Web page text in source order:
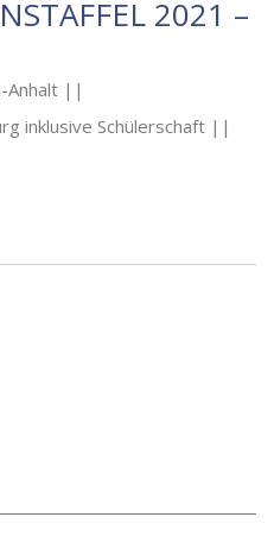
2021 –
Anhalt ||
inklusive Schülerschaft ||